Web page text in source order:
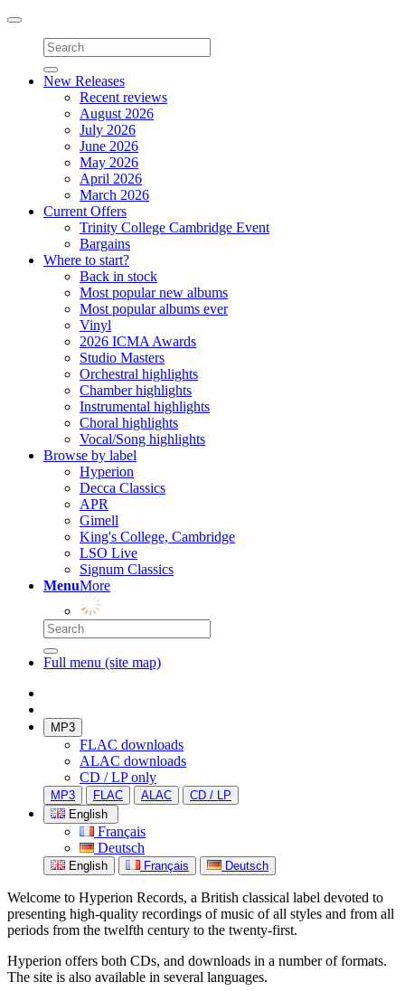
Toggle
navigation
New Releases
Recent reviews
August 2026
July 2026
June 2026
May 2026
April 2026
March 2026
Current Offers
Trinity College Cambridge Event
Bargains
Where to start?
Back in stock
Most popular new albums
Most popular albums ever
Vinyl
2026 ICMA Awards
Studio Masters
Orchestral highlights
Chamber highlights
Instrumental highlights
Choral highlights
Vocal/Song highlights
Browse by label
Hyperion
Decca Classics
APR
Gimell
King's College, Cambridge
LSO Live
Signum Classics
MenuMore
Full menu (site map)
MP3
FLAC downloads
ALAC downloads
CD / LP only
MP3 FLAC ALAC
CD / LP
English
Français
Deutsch
English Français Deutsch
Welcome to Hyperion Records, a British classical label devoted to
presenting high-quality recordings of music of all styles and from all
periods from the twelfth century to the twenty-first.
Hyperion offers both CDs, and downloads in a number of formats.
The site is also available in several languages.